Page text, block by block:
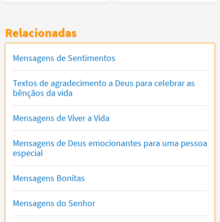
Relacionadas
Mensagens de Sentimentos
Textos de agradecimento a Deus para celebrar as
bênçãos da vida
Mensagens de Viver a Vida
Mensagens de Deus emocionantes para uma pessoa
especial
Mensagens Bonitas
Mensagens do Senhor